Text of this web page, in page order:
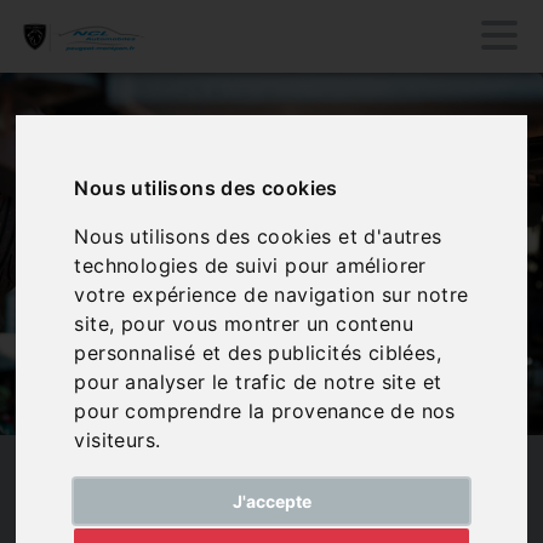
Nous utilisons des cookies
Nous utilisons des cookies et d'autres
technologies de suivi pour améliorer
votre expérience de navigation sur notre
site, pour vous montrer un contenu
personnalisé et des publicités ciblées,
pour analyser le trafic de notre site et
pour comprendre la provenance de nos
visiteurs.
J'accepte
MAINTENANCE MINEURE :
ENTRETIEN RÉGULIER